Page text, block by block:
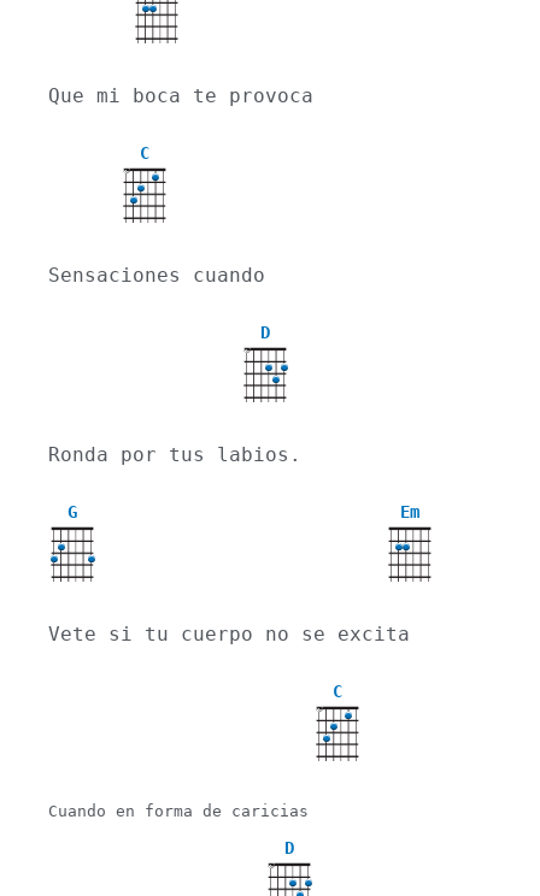
Que mi boca te provoca
C
X
Sensaciones cuando
D
X
Ronda por tus labios.
G Em
Vete si tu cuerpo no se excita
C
X
Cuando en forma de caricias
D
X